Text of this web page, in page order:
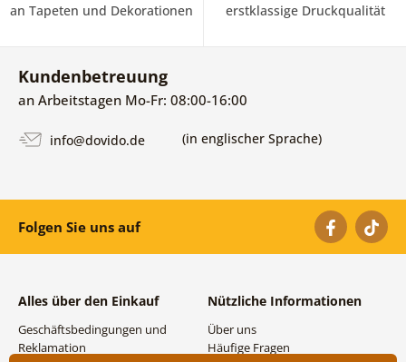
an Tapeten und Dekorationen erstklassige Druckqualität
Kundenbetreuung
an Arbeitstagen Mo-Fr: 08:00-16:00
info@dovido.de (in englischer Sprache)
Folgen Sie uns auf
Alles über den Einkauf
Geschäftsbedingungen und
Reklamation
Nützliche Informationen
Über uns
Häufige Fragen